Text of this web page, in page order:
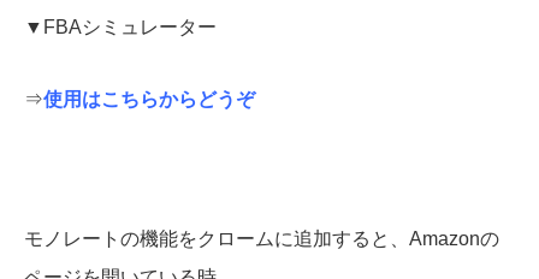
▼FBAシミュレーター
⇒使用はこちらからどうぞ
モノレートの機能をクロームに追加すると、Amazonの